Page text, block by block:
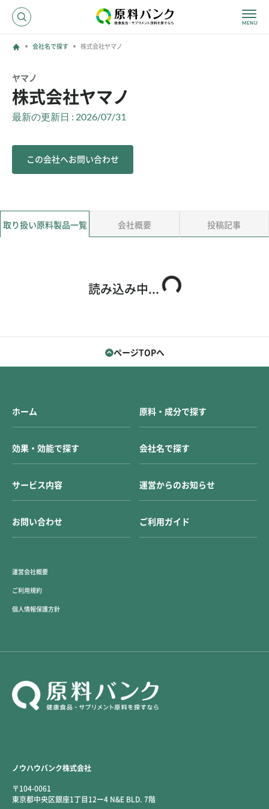
ホーム
効果・効能で探す 会社名で探す
ご利用ガイド
新規登録
会社名で探す 株式会社ヤマノ
ヤマノ
株式会社ヤマノ
最新の更新日 : 2026/07/31
この会社へお問い合わせ
取り扱い原料製品一覧 会社概要 投稿記事
読み込み中...
ページTOPへ
ノウハウバンク株式会社
〒104-0061
東京都中央区銀座1丁目12ー4 N&E BLD. 7階
ホーム 原料・成分で探す
効果・効能で探す 会社名で探す
サービス内容 運営からのお知らせ
お問い合わせ ご利用ガイド
運営会社概要
ご利用規約
個人情報保護方針